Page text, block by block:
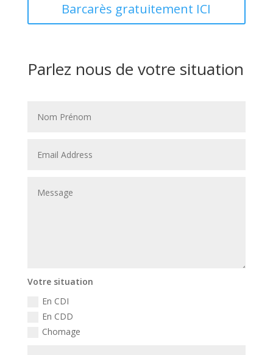
Barcarès gratuitement ICI
Parlez nous de votre situation
Votre situation
En CDI
En CDD
Chomage